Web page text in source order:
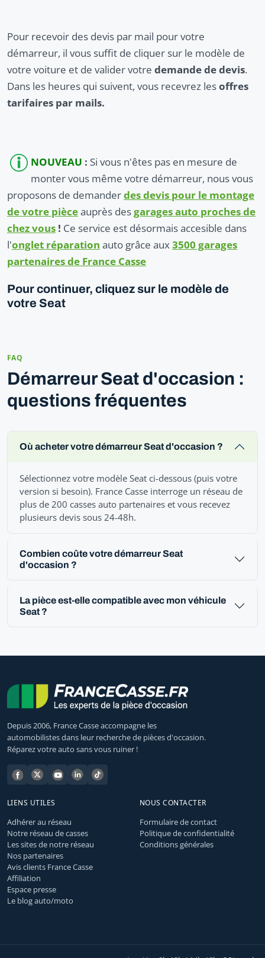
Pour recevoir des devis par mail pour votre
démarreur, il vous suffit de cliquer sur le modèle de
votre voiture et de valider votre demande de devis.
Dans les heures qui suivent, vous recevrez lesoffres
tarifaires par mails.
NOUVEAU : Si vous n'êtes pas en mesure de
monter vous même votre démarreur, nous vous
proposons de demanderdes devis pour le montage
de votre pièceauprès desgarages auto proches de
chez vous ! Ce service est désormais accesible dans
l'onglet réparation auto grâce aux3500 garages
partenaires de France Casse
Pour continuer, cliquez sur le modèle de
votre Seat
FAQ
Démarreur Seat d'occasion :
questions fréquentes
Où acheter votre démarreur Seat d'occasion ?
Sélectionnez votre modèle Seat ci-dessous (puis votre
version si besoin). France Casse interroge un réseau de
plus de 200 casses auto partenaires et vous recevez
plusieurs devis sous 24-48h.
Combien coûte votre démarreur Seat
d'occasion ?
La pièce est-elle compatible avec mon véhicule
Seat ?
Depuis 2006, France Casse accompagne les
automobilistes dans leur recherche de pièces d'occasion.
Réparez votre auto sans vous ruiner !
LIENS UTILES
Adhérer au réseau
Notre réseau de casses
Les sites de notre réseau
Nos partenaires
Avis clients France Casse
Affiliation
Espace presse
Le blog auto/moto
NOUS CONTACTER
Formulaire de contact
Politique de confidentialité
Conditions générales